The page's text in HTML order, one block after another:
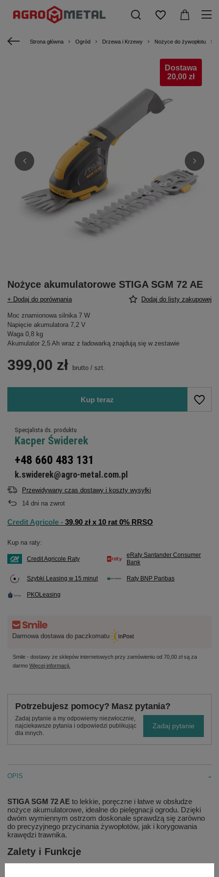
Strona główna Ogród Drzewa i Krzewy Nożyce do żywopłotu
Dostawa
20,00 zł
Nożyce akumulatorowe STIGA SGM 72 AE
+ Dodaj do porównania Dodaj do listy zakupowej
Moc znamionowa silnika 7 W
Napięcie akumulatora 7,2 V
Waga 0,8 kg
Akumulator 2,5 Ah wraz z ładowarką znajdują się w zestawie
399,00 zł brutto / szt.
Kup teraz
Specjalista ds. produktu
Kacper Świderek
+48 660 483 131
k.swiderek@agro-metal.com.pl
Przewidywany czas dostawy i koszty wysyłki
14 dni na zwrot
Credit Agricole - 39.90 zł x 10 rat 0% RRSO
Kup na raty:
Credit Agricole Raty
eRaty Santander Consumer
Bank
Szybki Leasing w 15 minut Raty BNP Paribas
PKOLeasing
Darmowa dostawa do paczkomatu
Smile - dostawy ze sklepów internetowych przy zamówieniu od 70,00 złsą za
darmo Więcej informacji.
Potrzebujesz pomocy? Masz pytania?
Zadaj pytanie a my odpowiemy niezwłocznie,
najciekawsze pytania i odpowiedzi publikując
dla innych.
Zadaj pytanie
OPIS
STIGA SGM 72 AE to lekkie, poręczne i łatwe w obsłudze
nożyce akumulatorowe, idealne do pielęgnacji ogrodu. Dzięki
dwóm wymiennym ostrzom doskonale sprawdzą się zarówno
do precyzyjnego przycinania żywopłotów, jak i korygowania
krawędzi trawnika.
Zalety i Funkcje